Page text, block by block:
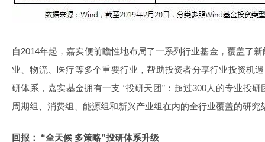
自2014年起，嘉实便前瞻性地布局了一系列行业基金，覆盖了
业、物流、医疗等多个重要行业，帮助投资者分享行业投资机
研体系，嘉实基金拥有一支 “投研天团”：超过300人的专业投
周期组、消费组、能源组和新兴产业组在内的全行业覆盖的研究
回报： “全天候 多策略”投研体系升级